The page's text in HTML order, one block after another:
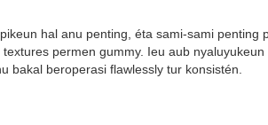
hal anu penting, éta sami-sami
permen gummy. Ieu aub
bakal beroperasi flawlessly tur konsistén.